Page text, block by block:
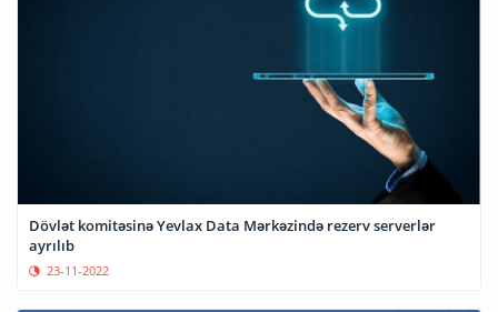
Dövlət komitəsinə Yevlax Data Mərkəzində rezerv serverlər
ayrılıb
23-11-2022